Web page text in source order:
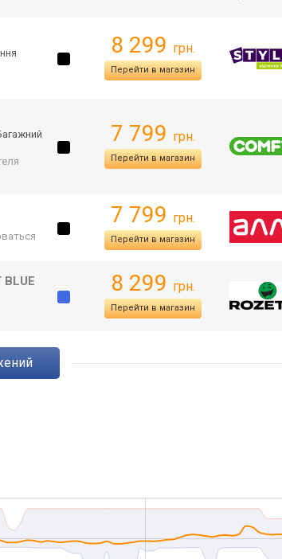
8 299 грн.
Перейти в магазин
7 799 грн.
Перейти в магазин
7 799 грн.
Перейти в магазин
BLUE
8 299 грн.
Перейти в магазин